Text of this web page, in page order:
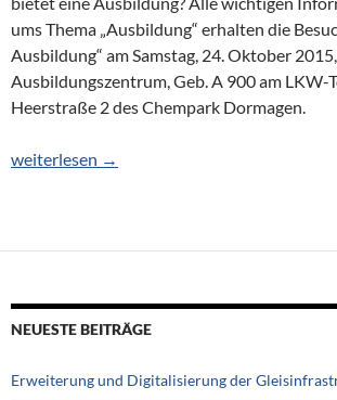
ums Thema „Ausbildung“ erhalten die
Ausbildung“ am Samstag, 24. Oktober
Ausbildungszentrum, Geb. A 900 am LKW-
Heerstraße 2 des Chempark Dormagen.
Umfassenden Einblick in die Arbeitswelt
weiterlesen →
NEUESTE BEITRÄGE
Erweiterung und Digitalisierung der